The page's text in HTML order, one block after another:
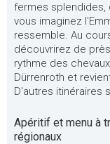
fermes splendides,
vous imaginez
ressemble. Au
découvrirez de
rythme des
Dürrenroth et
D'autres itinéraires
Apéritif et menu à
régionaux